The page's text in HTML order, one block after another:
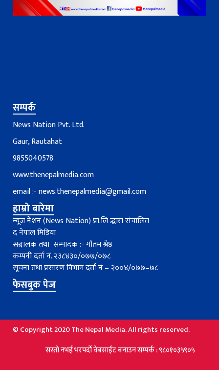
सम्पर्क
News Nation Pvt. Ltd.
Gaur, Rautahat
9855040578
www.thenepalmedia.com
email :-news.thenepalmedia@gmail.com
हाम्रो बारेमा
न्यूज नेशन (News Nation) प्रा.लि द्धारा संचालित
द नेपाल मिडिया
सञ्चालक तथा सम्पादक :- गौतम श्रेष्ठ
कम्पनी दर्ता नं. २३८४३०/०७७/०७८
सूचना तथा प्रसारण विभाग दर्ता नंं – २००४/०७७–७८
फेसबुक पेज
© Copyright 2020 The Nepal Media. All rights reserved.
सस्तो नभई भरपर्दाे वेबसाईट बनाउन सम्पर्क : ९८०१०३५९०५